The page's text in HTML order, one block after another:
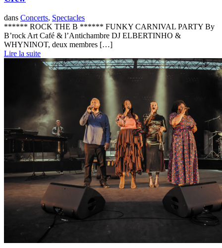
dans Concerts, Spectacles
****** ROCK THE B ****** FUNKY CARNIVAL PARTY By
B’rock Art Café & l’Antichambre DJ ELBERTINHO &
WHYNINOT, deux membres […]
Lire la suite